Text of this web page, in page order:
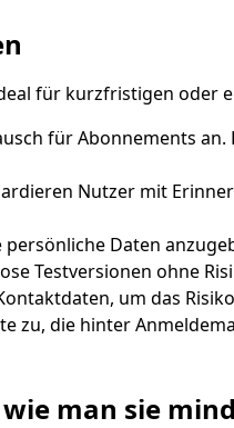
E-Mails...
für kurzfristigen oder
für Abonnements
Nutzer mit
Daten
Testversionen ohne
um das
zu, die hinter
man sie